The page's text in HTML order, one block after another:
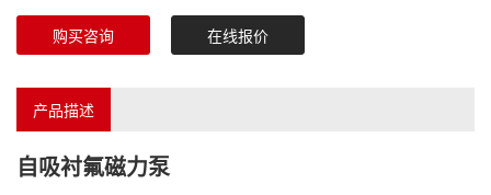
购买咨询 在线报价
产品描述
自吸衬氟磁力泵